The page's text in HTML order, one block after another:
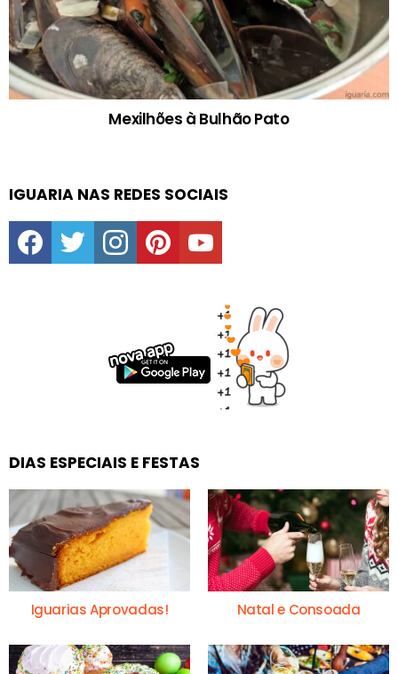
Mexilhões à Bulhão Pato
IGUARIA NAS REDES SOCIAIS
facebooktwitter instagrampinterestyoutube
DIAS ESPECIAIS E FESTAS
Iguarias Aprovadas! Natal e Consoada